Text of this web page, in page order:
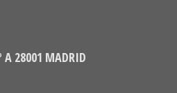
28001 MADRID